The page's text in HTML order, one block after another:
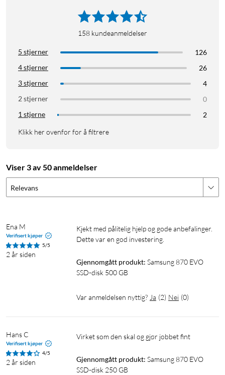
158 kundeanmeldelser
5 stjerner
126
4 stjerner
26
3 stjerner
4
2 stjerner
0
1 stjerne
2
Klikk her ovenfor for å filtrere
Viser 3 av 50 anmeldelser
Relevans
Ena M
Verifisert kjøper
5/5
2 år siden
Kjekt med pålitelig hjelp og gode anbefalinger.
Dette var en god investering.
Gjennomgått produkt: Samsung 870 EVO
SSD-disk 500 GB
Var anmeldelsen nyttig? Ja (2) Nei (0)
Hans C
Verifisert kjøper
4/5
2 år siden
Virket som den skal og gjør jobbet fint
Gjennomgått produkt: Samsung 870 EVO
SSD-disk 250 GB